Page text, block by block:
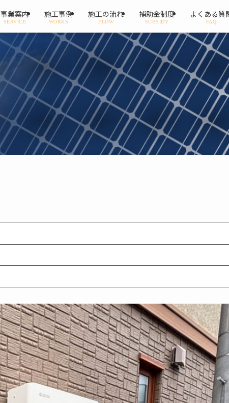
事業案内
SERVICE
施工事例
WORKS
施工の流れ
FLOW
補助金制度
SUBSIDY
よくある質
FAQ